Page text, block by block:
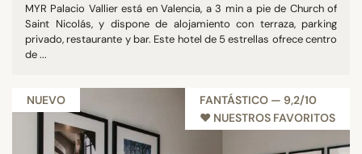
MYR Palacio Vallier está en Valencia, a 3 min a pie de Church of
Saint Nicolás, y dispone de alojamiento con terraza, parking
privado, restaurante y bar. Este hotel de 5 estrellas ofrece centro
de ...
NUEVO
FANTÁSTICO — 9,2/10
♥︎ NUESTROS FAVORITOS